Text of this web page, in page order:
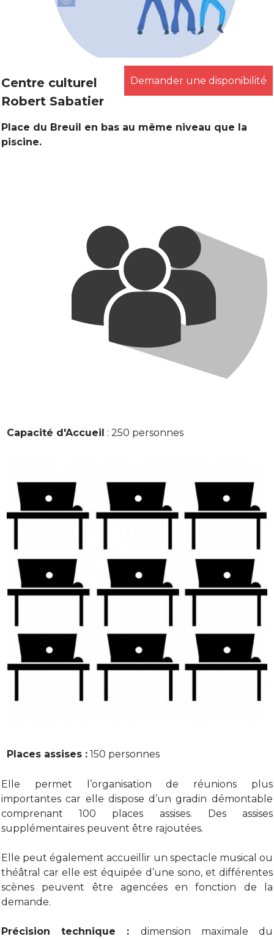
Demander une disponibilité
Centre culturel
Robert Sabatier
Place du Breuil en bas au même niveau que la
piscine.
Capacité d'Accueil : 250 personnes
Places assises : 150 personnes
Elle permet l’organisation de réunions plus
importantes car elle dispose d’un gradin démontable
comprenant 100 places assises. Des assises
supplémentaires peuvent être rajoutées.
Elle peut également accueillir un spectacle musical ou
théâtral car elle est équipée d’une sono, et différentes
scènes peuvent être agencées en fonction de la
demande.
Précision technique : dimension maximale du